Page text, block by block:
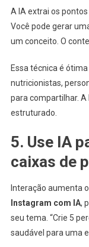
A IA extrai os
Você pode gerar
um conceito. O
Essa técnica é
nutricionistas,
para compartilhar.
estruturado.
5. Use IA
caixas de
Interação aumenta
Instagram com IA,
seu tema. “Crie 5
saudável para uma